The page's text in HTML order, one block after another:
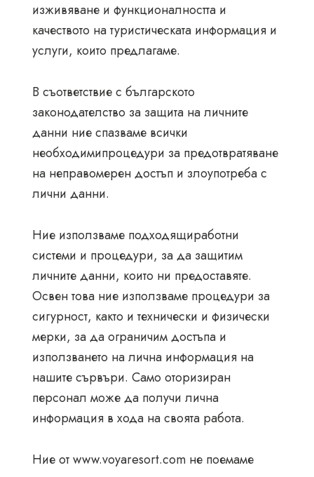
изживяване и функционалността и
качеството на туристическата информация и
услуги, които предлагаме.
В съответствие с българското
законодателство за защита на личните
данни ние спазваме всички
необходимипроцедури за предотвратяване
на неправомерен достъп и злоупотреба с
лични данни.
Ние използваме подходящиработни
системи и процедури, за да защитим
личните данни, които ни предоставяте.
Освен това ние използваме процедури за
сигурност, както и технически и физически
мерки, за да ограничим достъпа и
използването на лична информация на
нашите сървъри. Само оторизиран
персонал може да получи лична
информация в хода на своята работа.
Ние от www.voyaresort.com не поемаме